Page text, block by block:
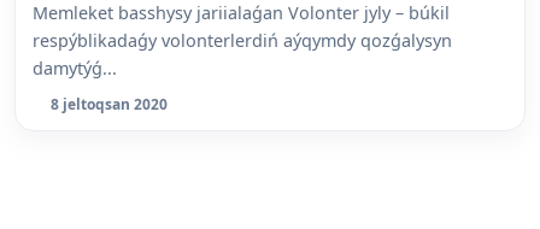
Memleket basshysy jariialaǵan Volonter jyly – búkil
respýblikadaǵy volonterlerdiń aýqymdy qozǵalysyn
damytýǵ...
8 jeltoqsan 2020